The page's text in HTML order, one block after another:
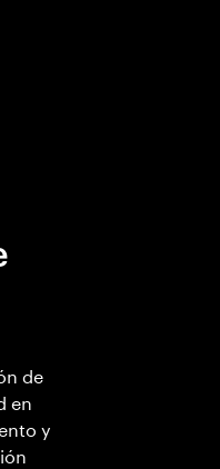
de
en
y